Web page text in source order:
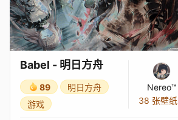
Babel - 明日方舟
89
明日方舟
游戏
Nereo™
38 张壁纸